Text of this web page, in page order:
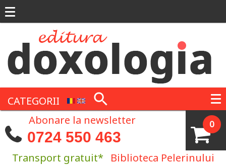
CATEGORII
0
Abonare la newsletter
0724 550 463
Transport gratuit* Biblioteca Pelerinului